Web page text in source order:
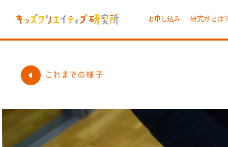
お申し込み 研究所とは
これまでの様子